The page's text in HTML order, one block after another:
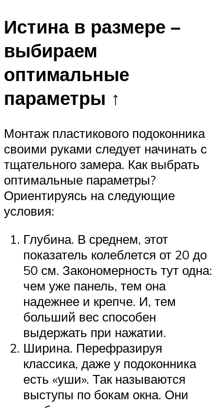
Истина в размере –
выбираем
оптимальные
параметры ↑
Монтаж пластикового подоконника
своими руками следует начинать с
тщательного замера. Как выбрать
оптимальные параметры?
Ориентируясь на следующие
условия:
Глубина. В среднем, этот
показатель колеблется от 20 до
50 см. Закономерность тут одна:
чем уже панель, тем она
надежнее и крепче. И, тем
больший вес способен
выдержать при нажатии.
Ширина. Перефразируя
классика, даже у подоконника
есть «уши». Так называются
выступы по бокам окна. Они